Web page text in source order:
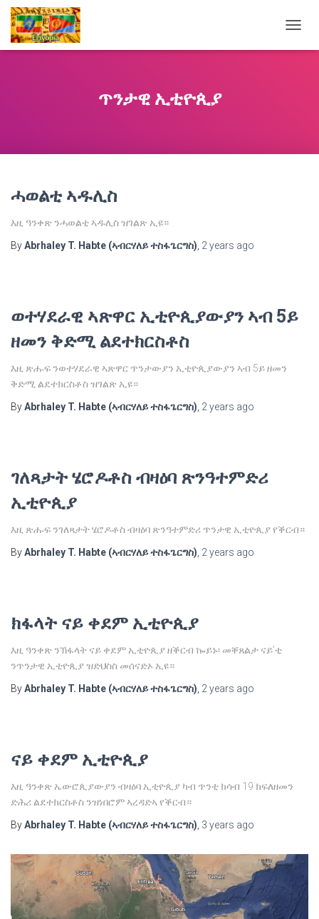
ጥንታዊ ኢቲዮጲያ
ሓወልቲ ኣዱሊስ
እዚ ዓንቀጽ ንሓወልቲ ኣዱሊስ ዝገልጽ ኢዩ።
ByAbrhaley T. Habte (ኣብርሃለይ ተስፋጌርግስ) 2 years ago
ወተሃደራዊ ኣጽዋር ኢቲዮጲያውያን ኣብ 5ይ
ዘመን ቅድሚ ልደተክርስቶስ
እዚ ጽሑፍ ንወተሃደራዊ ኣጽዋር ጥንታውያን ኢቲዮጲያውያን ኣብ 5ይ ዘመን
ቅድሚ ልደተክርስቶስ ዝገልጽ ኢዩ።
ByAbrhaley T. Habte (ኣብርሃለይ ተስፋጌርግስ) 2 years ago
ገለጻታት ሄሮዶቶስ ብዛዕባ ጽንዓተምድሪ
ኢቲዮጲያ
እዚ ጽሑፍ ንገለጻታት ሄሮዶቶስ ብዛዕባ ጽንዓተምድሪ ጥንታዊ ኢቲዮጲያ የቕርብ።
ByAbrhaley T. Habte (ኣብርሃለይ ተስፋጌርግስ) 2 years ago
ክፋላት ናይ ቀደም ኢቲዮጲያ
እዚ ዓንቀጽ ንኽፋላት ናይ ቀደም ኢቲዮጲያ ዘቕርብ ኰይኑ፡ መቐጸልታ ናይ’ቲ
ንጥንታዊ ኢቲዮጲያ ዝድህስስ መሰናድኦ ኢዩ።
ByAbrhaley T. Habte (ኣብርሃለይ ተስፋጌርግስ) 2 years ago
ናይ ቀደም ኢቲዮጲያ
እዚ ዓንቀጽ ኤውሮጲያውያን ብዛዕባ ኢቲዮጲያ ካብ ጥንቲ ክሳብ 19 ክፍለዘመን
ድሕሪ ልደተክርስቶስ ንዝነበሮም ኣረዳድኣ የቕርብ።
ByAbrhaley T. Habte (ኣብርሃለይ ተስፋጌርግስ) 3 years ago